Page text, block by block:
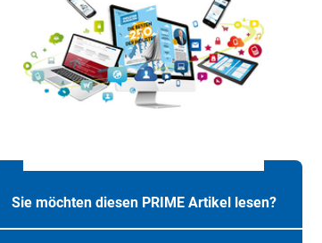
Sie möchten diesen PRIME Artikel lesen?